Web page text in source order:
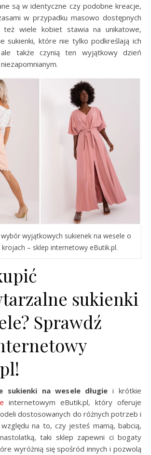
są w identyczne czy podobne kreacje,
w przypadku masowo dostępnych
też wiele kobiet stawia na unikatowe,
sukienki, które nie tylko podkreślają ich
ale także czynią ten wyjątkowy dzień
wyjątkowych sukienek na wesele o
krojach – sklep internetowy eButik.pl.
sukienki
Sprawdź
sukienki na wesele długie i krótkie
internetowym eButik.pl, który oferuje
dostosowanych do różnych potrzeb i
na to, czy jesteś mamą, babcią,
taki sklep zapewni ci bogaty
wyróżnią się spośród innych i pozwolą